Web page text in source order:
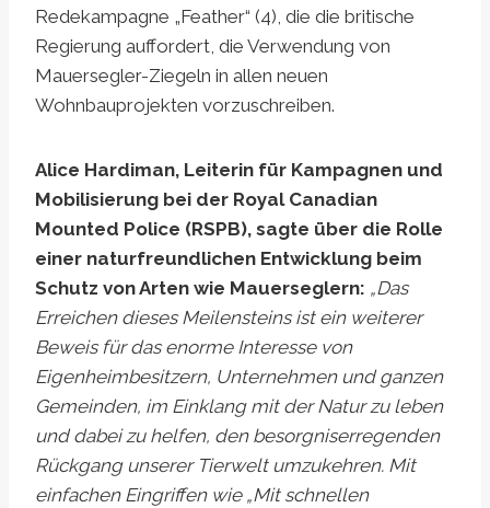
Redekampagne „Feather“ (4), die die britische
Regierung auffordert, die Verwendung von
Mauersegler-Ziegeln in allen neuen
Wohnbauprojekten vorzuschreiben.
Alice Hardiman, Leiterin für Kampagnen und
Mobilisierung bei der Royal Canadian
Mounted Police (RSPB), sagte über die Rolle
einer naturfreundlichen Entwicklung beim
Schutz von Arten wie Mauerseglern: „Das
Erreichen dieses Meilensteins ist ein weiterer
Beweis für das enorme Interesse von
Eigenheimbesitzern, Unternehmen und ganzen
Gemeinden, im Einklang mit der Natur zu leben
und dabei zu helfen, den besorgniserregenden
Rückgang unserer Tierwelt umzukehren. Mit
einfachen Eingriffen wie „Mit schnellen